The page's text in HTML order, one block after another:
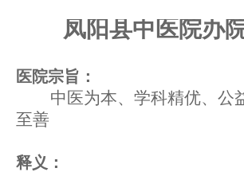
凤阳县中医院办
医院宗旨 ：
中医为本、 学科精优、 公
至善
释义 ：